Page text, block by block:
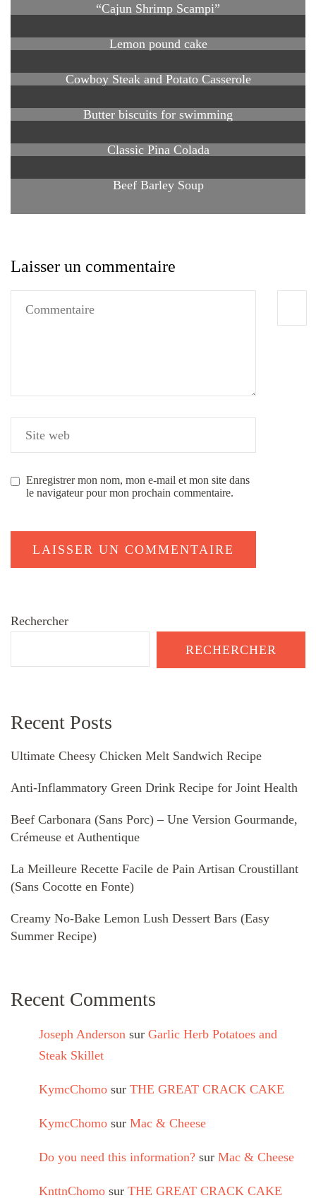
“Cajun Shrimp Scampi”
Lemon pound cake
Cowboy Steak and Potato Casserole
Butter biscuits for swimming
Classic Pina Colada
Beef Barley Soup
Laisser un commentaire
Enregistrer mon nom, mon e-mail et mon site dans
le navigateur pour mon prochain commentaire.
Rechercher
RECHERCHER
Recent Posts
Ultimate Cheesy Chicken Melt Sandwich Recipe
Anti-Inflammatory Green Drink Recipe for Joint Health
Beef Carbonara (Sans Porc) – Une Version Gourmande,
Crémeuse et Authentique
La Meilleure Recette Facile de Pain Artisan Croustillant
(Sans Cocotte en Fonte)
Creamy No-Bake Lemon Lush Dessert Bars (Easy
Summer Recipe)
Recent Comments
Joseph Anderson sur Garlic Herb Potatoes and
Steak Skillet
KymcChomo sur THE GREAT CRACK CAKE
KymcChomo sur Mac & Cheese
Do you need this information? sur Mac & Cheese
KnttnChomo sur THE GREAT CRACK CAKE